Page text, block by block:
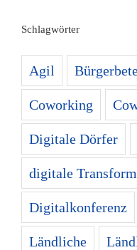
Schlagwörter
Agil
Coworking
Digitale Dörfer
digitale
Digitalkonferenz
Ländliche